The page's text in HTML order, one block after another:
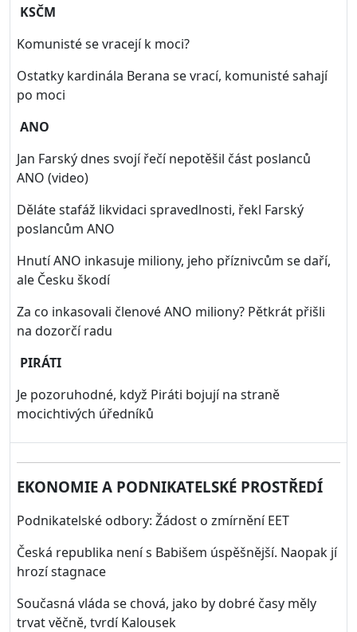
KSČM
Komunisté se vracejí k moci?
Ostatky kardinála Berana se vrací, komunisté sahají
po moci
ANO
Jan Farský dnes svojí řečí nepotěšil část poslanců
ANO (video)
Děláte stafáž likvidaci spravedlnosti, řekl Farský
poslancům ANO
Hnutí ANO inkasuje miliony, jeho příznivcům se daří,
ale Česku škodí
Za co inkasovali členové ANO miliony? Pětkrát přišli
na dozorčí radu
PIRÁTI
Je pozoruhodné, když Piráti bojují na straně
mocichtivých úředníků
EKONOMIE A PODNIKATELSKÉ PROSTŘEDÍ
Podnikatelské odbory: Žádost o zmírnění EET
Česká republika není s Babišem úspěšnější. Naopak jí
hrozí stagnace
Současná vláda se chová, jako by dobré časy měly
trvat věčně, tvrdí Kalousek